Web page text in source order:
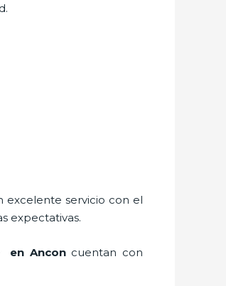
excelente servicio con el
expectativas.
en Ancon cuentan con